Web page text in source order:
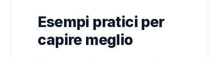
Esempi pratici per
capire meglio